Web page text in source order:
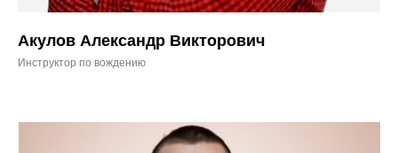
Акулов Александр Викторович
Инструктор по вождению